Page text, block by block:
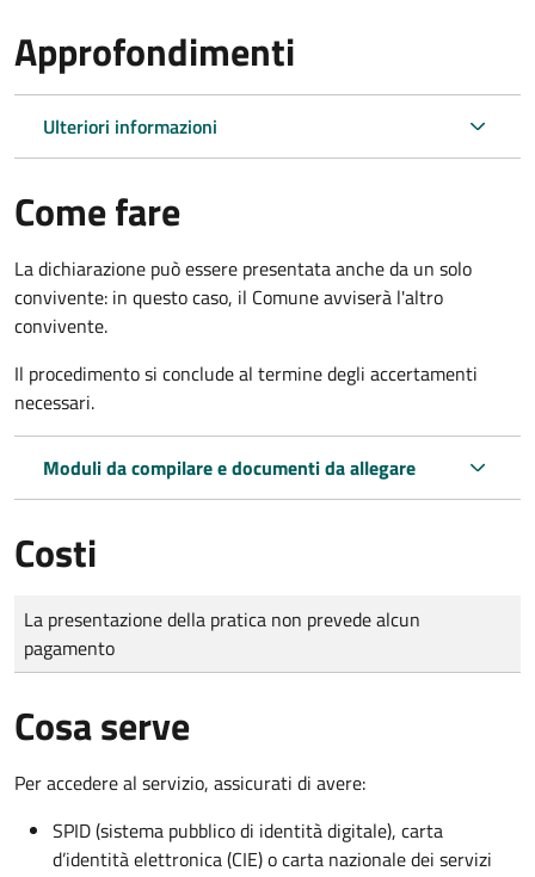
Approfondimenti
Ulteriori informazioni
Come fare
La dichiarazione può essere presentata anche da un solo
convivente: in questo caso, il Comune avviserà l'altro
convivente.
Il procedimento si conclude al termine degli accertamenti
necessari.
Moduli da compilare e documenti da allegare
Costi
Tipo di pagamento
Importo
La presentazione della pratica non prevede alcun
pagamento
Cosa serve
Per accedere al servizio, assicurati di avere:
SPID (sistema pubblico di identità digitale), carta
d’identità elettronica (CIE) o carta nazionale dei servizi